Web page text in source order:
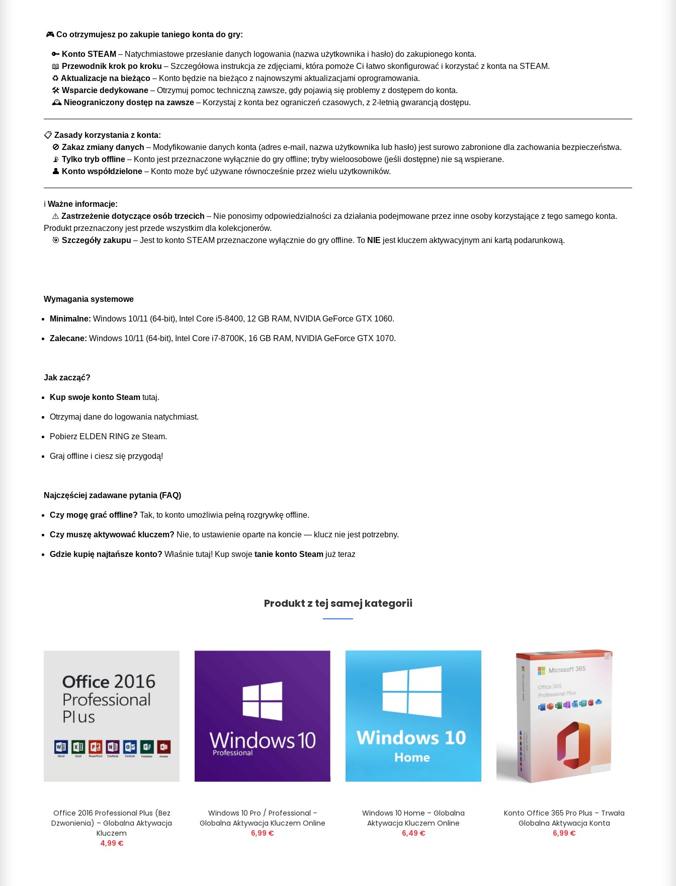
🎮 Co otrzymujesz po zakupie taniego konta do gry:
🔑 Konto STEAM – Natychmiastowe przesłanie danych logowania (nazwa użytkownika i hasło) do zakupionego konta.
📖 Przewodnik krok po kroku – Szczegółowa instrukcja ze zdjęciami, która pomoże Ci łatwo skonfigurować i korzystać z konta na STEAM.
♻️ Aktualizacje na bieżąco – Konto będzie na bieżąco z najnowszymi aktualizacjami oprogramowania.
🛠️ Wsparcie dedykowane – Otrzymuj pomoc techniczną zawsze, gdy pojawią się problemy z dostępem do konta.
🕰️ Nieograniczony dostęp na zawsze – Korzystaj z konta bez ograniczeń czasowych, z 2-letnią gwarancją dostępu.
📋 Zasady korzystania z konta:
🚫 Zakaz zmiany danych – Modyfikowanie danych konta (adres e-mail, nazwa użytkownika lub hasło) jest surowo zabronione dla zachowania bezpieczeństwa.
📡 Tylko tryb offline – Konto jest przeznaczone wyłącznie do gry offline; tryby wieloosobowe (jeśli dostępne) nie są wspierane.
👤 Konto współdzielone – Konto może być używane równocześnie przez wielu użytkowników.
ℹ️ Ważne informacje:
⚠️ Zastrzeżenie dotyczące osób trzecich – Nie ponosimy odpowiedzialności za działania podejmowane przez inne osoby korzystające z tego samego konta.
Produkt przeznaczony jest przede wszystkim dla kolekcjonerów.
🎯 Szczegóły zakupu – Jest to konto STEAM przeznaczone wyłącznie do gry offline. To NIE jest kluczem aktywacyjnym ani kartą podarunkową.
Wymagania systemowe
Minimalne: Windows 10/11 (64-bit), Intel Core i5-8400, 12 GB RAM, NVIDIA GeForce GTX 1060.
Zalecane: Windows 10/11 (64-bit), Intel Core i7-8700K, 16 GB RAM, NVIDIA GeForce GTX 1070.
Jak zacząć?
Kup swoje konto Steam tutaj.
Otrzymaj dane do logowania natychmiast.
Pobierz ELDEN RING ze Steam.
Graj offline i ciesz się przygodą!
Najczęściej zadawane pytania (FAQ)
Czy mogę grać offline? Tak, to konto umożliwia pełną rozgrywkę offline.
Czy muszę aktywować kluczem? Nie, to ustawienie oparte na koncie — klucz nie jest potrzebny.
Gdzie kupię najtańsze konto? Właśnie tutaj! Kup swoje tanie konto Steam już teraz
Produkt z tej samej kategorii
Office 2016 Professional Plus (Bez
Dzwonienia) – Globalna Aktywacja
Kluczem
4,99 €
Windows 10 Pro / Professional –
Globalna Aktywacja Kluczem Online
6,99 €
Windows 10 Home – Globalna
Aktywacja Kluczem Online
6,49 €
Konto Office 365 Pro Plus – Trwała
Globalna Aktywacja Konta
6,99 €